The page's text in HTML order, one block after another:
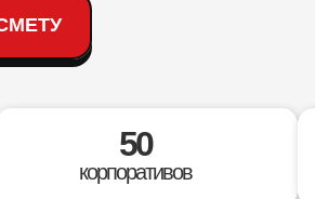
50
корпоративов